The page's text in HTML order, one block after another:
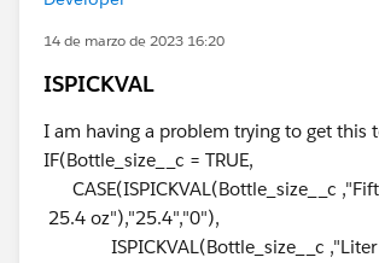
14 de marzo de 2023 16:20
ISPICKVAL
I am having a problem trying to get this
IF(Bottle_size__c = TRUE,
CASE(ISPICKVAL(Bottle_size__c
25.4 oz"),"25.4","0"),
ISPICKVAL(Bottle_size__c ,"Liter